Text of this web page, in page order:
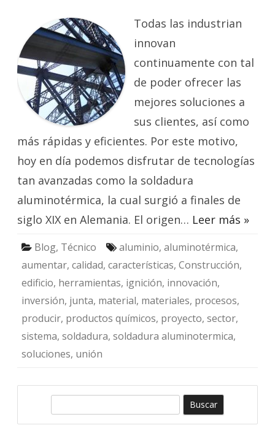
de
la
soldadura
aluminotérmica
Todas las industrian
innovan
continuamente con tal
de poder ofrecer las
mejores soluciones a
sus clientes, así como
más rápidas y eficientes. Por este motivo,
hoy en día podemos disfrutar de tecnologías
tan avanzadas como la soldadura
aluminotérmica, la cual surgió a finales de
siglo XIX en Alemania. El origen… Leer más »
Blog, Técnico aluminio, aluminotérmica,
aumentar, calidad, características, Construcción,
edificio, herramientas, ignición, innovación,
inversión, junta, material, materiales, procesos,
producir, productos químicos, proyecto, sector,
sistema, soldadura, soldadura aluminotermica,
soluciones, unión